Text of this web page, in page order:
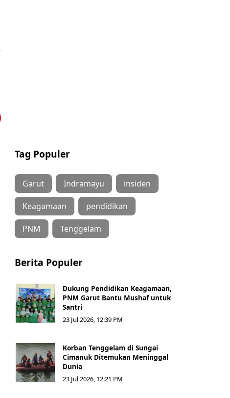
Tag Populer
Garut Indramayu insiden
Keagamaan pendidikan
PNM Tenggelam
Berita Populer
Dukung Pendidikan Keagamaan,
PNM Garut Bantu Mushaf untuk
Santri
23 Jul 2026, 12:39 PM
Korban Tenggelam di Sungai
Cimanuk Ditemukan Meninggal
Dunia
23 Jul 2026, 12:21 PM